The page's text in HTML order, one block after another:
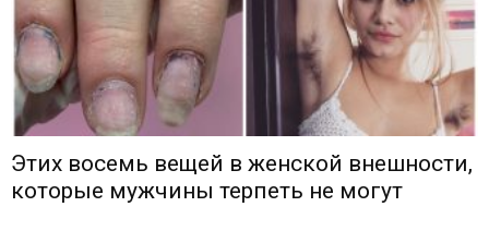
Этих восемь вещей в женской внешности,
которые мужчины терпеть не могут